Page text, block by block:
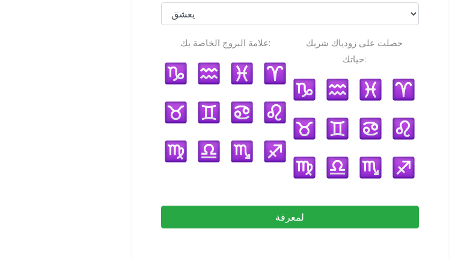
علامة البروج الخاصة بك:
حصلت على زودياك شريك
حياتك:
لمعرفة